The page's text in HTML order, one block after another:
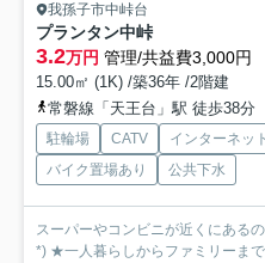
我孫子市中峠台
プランタン中峠
3.2万円 管理/共益費3,000円
15.00㎡ (1K) /築36年 /2階建
常磐線「天王台」駅 徒歩38分
駐輪場 CATV インターネッ
バイク置場あり
公共下水
スーパーやコンビニが近くにある
*) ★一人暮らしからファミリーま